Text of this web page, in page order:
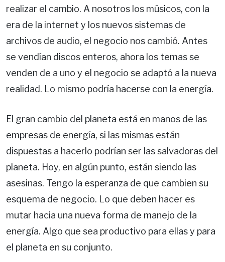
realizar el cambio. A nosotros los músicos, con la
era de la internet y los nuevos sistemas de
archivos de audio, el negocio nos cambió. Antes
se vendían discos enteros, ahora los temas se
venden de a uno y el negocio se adaptó a la nueva
realidad. Lo mismo podría hacerse con la energía.
El gran cambio del planeta está en manos de las
empresas de energía, si las mismas están
dispuestas a hacerlo podrían ser las salvadoras del
planeta. Hoy, en algún punto, están siendo las
asesinas. Tengo la esperanza de que cambien su
esquema de negocio. Lo que deben hacer es
mutar hacia una nueva forma de manejo de la
energía. Algo que sea productivo para ellas y para
el planeta en su conjunto.